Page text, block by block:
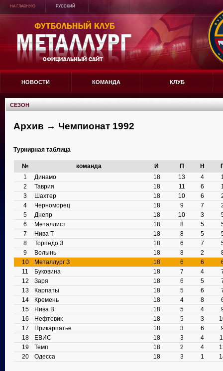
НА ГЛАВНУЮ РУССКИЙ
НОВОСТИ КОМАНДА КЛУБ
СЕЗОН
Архив → Чемпионат 1992
Турнирная таблица
№ команда И П Н
1
Динамо 18 13 4
2
Таврия 18 11 6
3
Шахтер 18 10 6
4
Черноморец 18 9 7
5
Днепр 18 10 3
6
Металлист 18 8 5
7
Нива Т 18 8 5
8
Торпедо З 18 6 7
9
Волынь 18 8 2
10
Металлург З 18 6 6
11
Буковина 18 7 4
12
Заря 18 6 5
13
Карпаты 18 5 6
14
Кремень 18 4 8
15
Нива В 18 5 4
16
Нефтевик 18 5 3
17
Прикарпатье 18 3 6
18
ЕВИС 18 3 4
19
Темп 18 2 4
20
Одесса 18 3 1